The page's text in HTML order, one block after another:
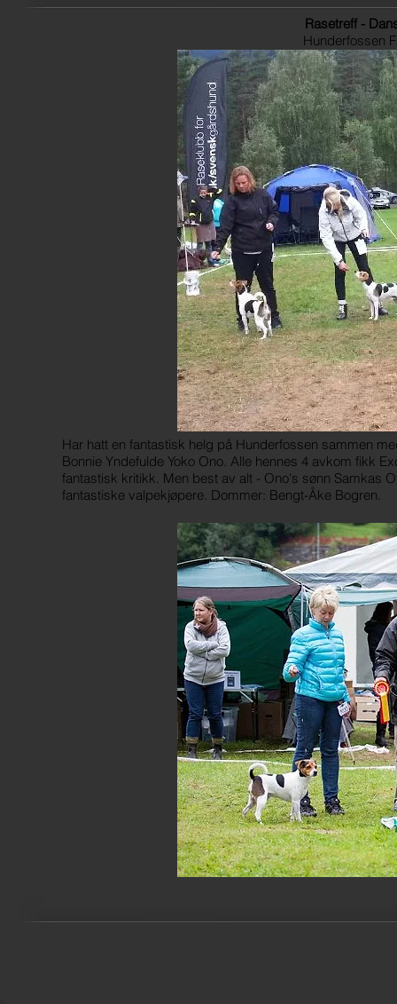
Rasetreff -
Hunderfossen
Har hatt en fantastisk helg på Hunderfossen sammen
Bonnie Yndefulde Yoko Ono. Alle hennes 4 avkom fikk
fantastisk kritikk. Men best av alt - Ono's sønn Samkas
fantastiske valpekjøpere. Dommer: Bengt-Åke Bogren.